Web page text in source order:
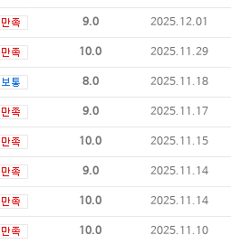
9.0 2025.12.01
10.0 2025.11.29
8.0 2025.11.18
9.0 2025.11.17
10.0 2025.11.15
9.0 2025.11.14
10.0 2025.11.14
10.0 2025.11.10